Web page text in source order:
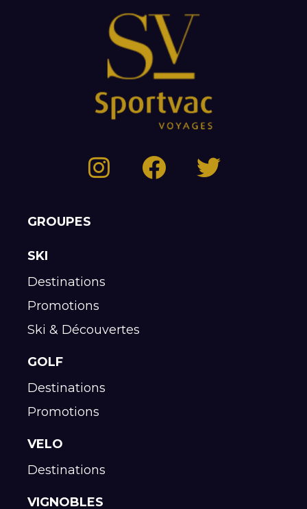
GROUPES
SKI
Destinations
Promotions
Ski & Découvertes
GOLF
Destinations
Promotions
VELO
Destinations
VIGNOBLES